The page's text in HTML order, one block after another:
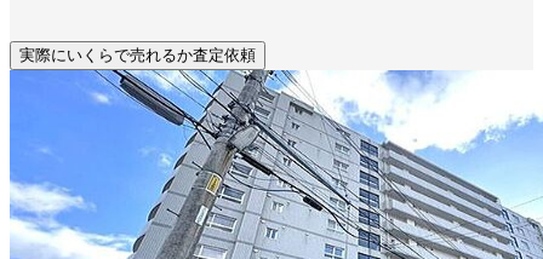
実際にいくらで売れるか査定依頼